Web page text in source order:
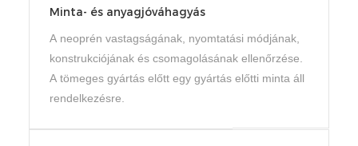
Minta- és anyagjóváhagyás
A neoprén vastagságának, nyomtatási módjának,
konstrukciójának és csomagolásának ellenőrzése.
A tömeges gyártás előtt egy gyártás előtti minta áll
rendelkezésre.